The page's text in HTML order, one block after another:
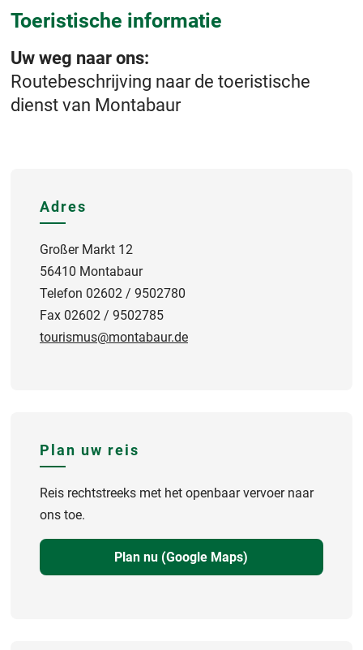
Toeristische informatie
Uw weg naar ons:
Routebeschrijving naar de toeristische
dienst van Montabaur
Adres
Großer Markt 12
56410 Montabaur
Telefon 02602 / 9502780
Fax 02602 / 9502785
tourismus@montabaur.de
Plan uw reis
Reis rechtstreeks met het openbaar vervoer naar
ons toe.
Plan nu (Google Maps)